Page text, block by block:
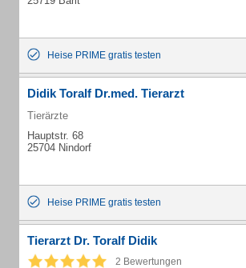
Heise PRIME gratis testen
Didik Toralf Dr.med. Tierarzt
Tierärzte
Hauptstr. 68
25704 Nindorf
Heise PRIME gratis testen
Tierarzt Dr. Toralf Didik
2 Bewertungen